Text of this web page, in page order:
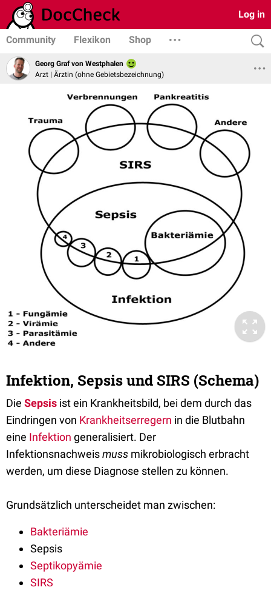
Log in
Community Flexikon Shop
Georg Graf von Westphalen
Arzt | Ärztin (ohne Gebietsbezeichnung)
Infektion, Sepsis und SIRS (Schema)
Die Sepsis ist ein Krankheitsbild, bei dem durch das
Eindringen von Krankheitserregern in die Blutbahn
eine Infektion generalisiert. Der
Infektionsnachweismuss mikrobiologisch erbracht
werden, um diese Diagnose stellen zu können.
Grundsätzlich unterscheidet man zwischen:
Bakteriämie
Sepsis
Septikopyämie
SIRS